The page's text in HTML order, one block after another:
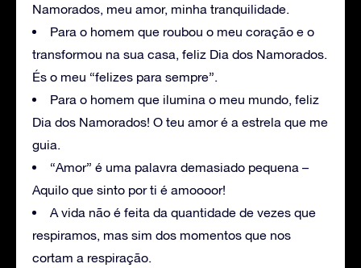
Namorados, meu amor, minha tranquilidade.
Para o homem que roubou o meu coração e o
transformou na sua casa, feliz Dia dos Namorados.
És o meu “felizes para sempre”.
Para o homem que ilumina o meu mundo, feliz
Dia dos Namorados! O teu amor é a estrela que me
guia.
“Amor” é uma palavra demasiado pequena –
Aquilo que sinto por ti é amoooor!
A vida não é feita da quantidade de vezes que
respiramos, mas sim dos momentos que nos
cortam a respiração.